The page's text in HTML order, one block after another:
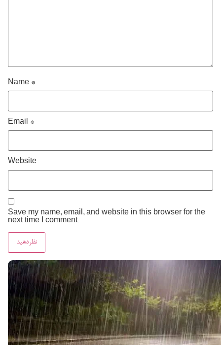
Name *
Email *
Website
Save my name, email, and website in this browser for the
next time I comment.